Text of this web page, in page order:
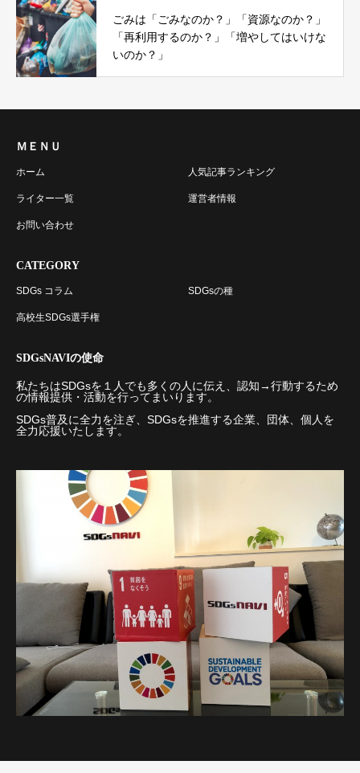
ごみは「ごみなのか？」「資源なのか？」
「再利用するのか？」「増やしてはいけな
いのか？」
ＭＥＮＵ
ホーム 人気記事ランキング
ライター一覧 運営者情報
お問い合わせ
CATEGORY
SDGs コラム SDGsの種
高校生SDGs選手権
SDGsNAVIの使命
私たちはSDGsを１人でも多くの人に伝え、認知→行動するため
の情報提供・活動を行ってまいります。
SDGs普及に全力を注ぎ、SDGsを推進する企業、団体、個人を
全力応援いたします。